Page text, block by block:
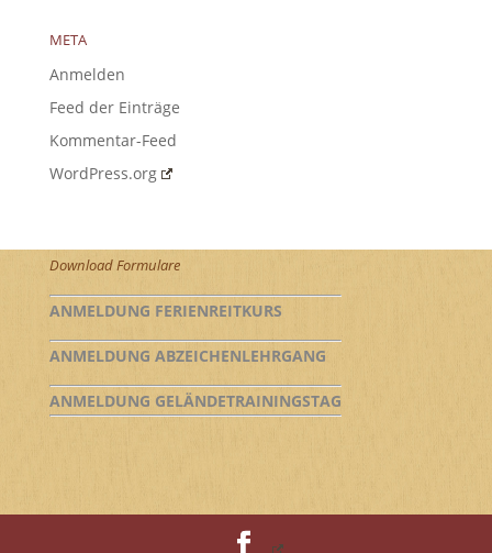
META
Anmelden
Feed der Einträge
Kommentar-Feed
WordPress.org
Download Formulare
ANMELDUNG FERIENREITKURS
ANMELDUNG ABZEICHENLEHRGANG
ANMELDUNG GELÄNDETRAININGSTAG